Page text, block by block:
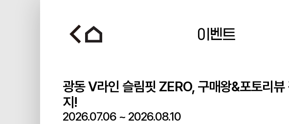
이벤트
광동 V라인 슬림핏 ZERO, 구매왕&포토리뷰
지!
2026.07.06 ~ 2026.08.10